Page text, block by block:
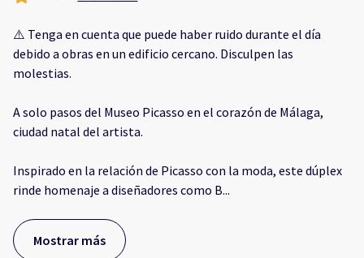
⚠️ Tenga en cuenta que puede haber ruido durante el día
debido a obras en un edificio cercano. Disculpen las
molestias.
A solo pasos del Museo Picasso en el corazón de Málaga,
ciudad natal del artista.
Inspirado en la relación de Picasso con la moda, este dúplex
rinde homenaje a diseñadores como B...
Mostrar más